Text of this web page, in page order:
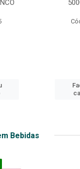
Bebidas